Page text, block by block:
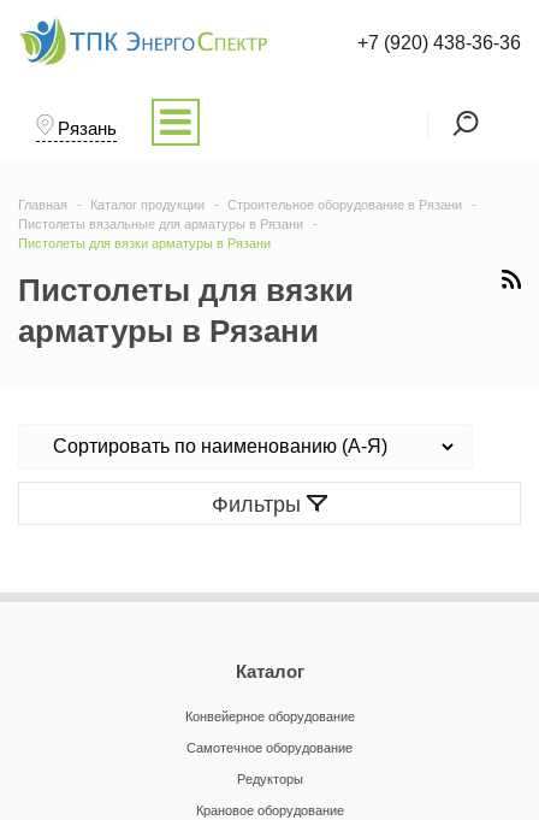
Рязань
+7 (920) 438-36-36
Главная Каталог продукции
Строительное оборудование в Рязани
Пистолеты вязальные для арматуры в Рязани
Пистолеты для вязки арматуры в Рязани
Пистолеты для вязки
арматуры в Рязани
Фильтры
Каталог
Конвейерное оборудование
Самотечное оборудование
Редукторы
Крановое оборудование